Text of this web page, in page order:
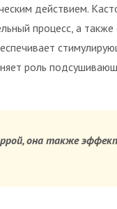
действием.
процесс, а также
роль
она также